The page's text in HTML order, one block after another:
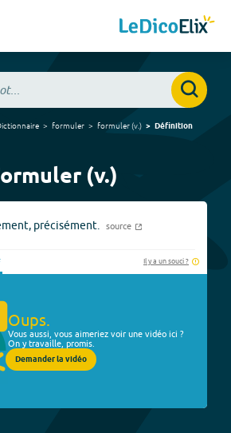
formuler formuler(v.) Définition
(v.)
précisément. source
Il y a un souci ?
Oups.
Vous aussi, vous aimeriez voir une vidéo ici ?
On y travaille, promis.
Demander la vidéo